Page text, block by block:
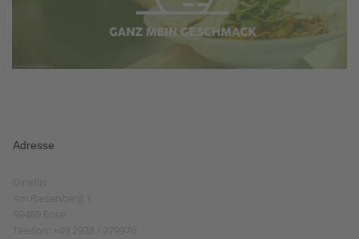
Adresse
Dinellis
Am Riesenberg 1
59469 Ense
Telefon: +49 2938 / 979976